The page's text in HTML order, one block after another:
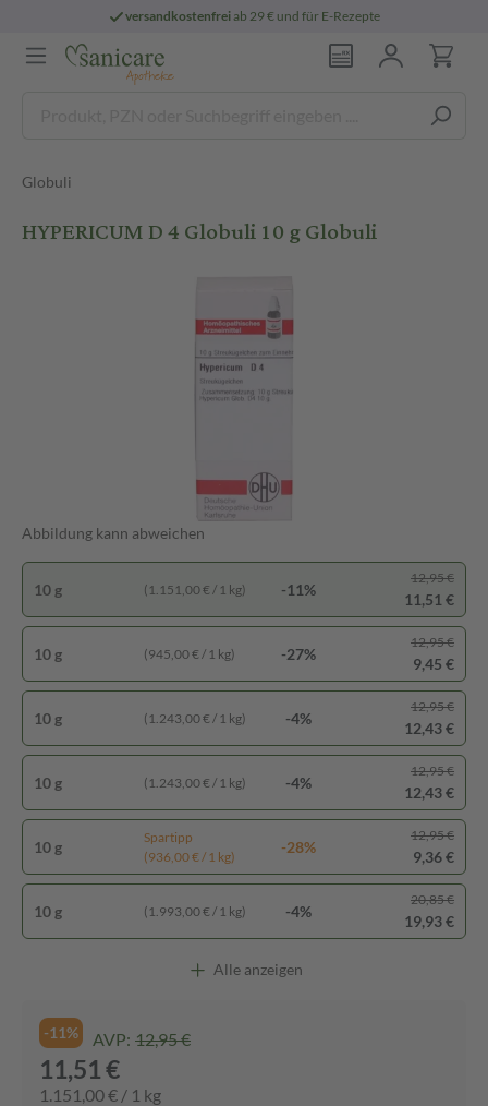
versandkostenfreiab 29 € und für E-Rezepte
Globuli
HYPERICUM D 4 Globuli 10 g Globuli
Abbildung kann abweichen
10 g (945,00 € / 1 kg) -27%
12,95 €
9,45 €
10 g (1.243,00 € / 1 kg) -4%
12,95 €
12,43 €
10 g (1.243,00 € / 1 kg) -4%
12,95 €
12,43 €
10 g
Spartipp
(936,00 € / 1 kg)
-28%
12,95 €
9,36 €
10 g (1.151,00 € / 1 kg) -11%
12,95 €
11,51 €
10 g (1.993,00 € / 1 kg) -4%
20,85 €
19,93 €
Alle anzeigen
-11% AVP: 12,95 €
11,51 €
1.151,00 € / 1 kg